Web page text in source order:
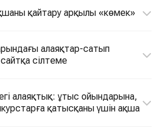
қайтару арқылы «көмек»
алаяқтар-сатып
сілтеме
алаяқтық: ұтыс ойындарына,
қатысқаны үшін ақша